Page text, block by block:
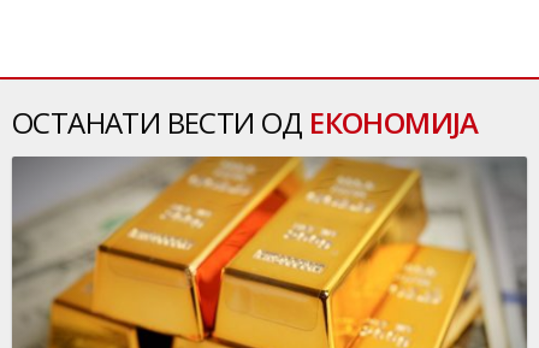
ОСТАНАТИ ВЕСТИ ОД ЕКОНОМИЈА